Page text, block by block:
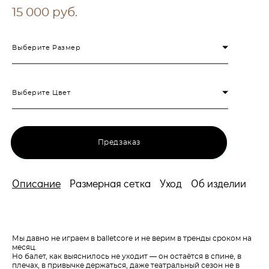
15 000 pуб.
Выберите Размер
Выберите Цвет
Предзаказ
Описание Размерная сетка Уход Об изделии
Мы давно не играем в balletcore и не верим в тренды сроком на
месяц.
Но балет, как выяснилось не уходит — он остаётся в спине, в
плечах, в привычке держаться, даже театральный сезон не в